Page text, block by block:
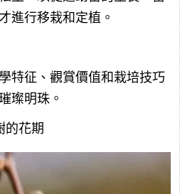
進行移栽和定植。
特征、觀賞價值和栽培技巧
璨明珠。
的花期